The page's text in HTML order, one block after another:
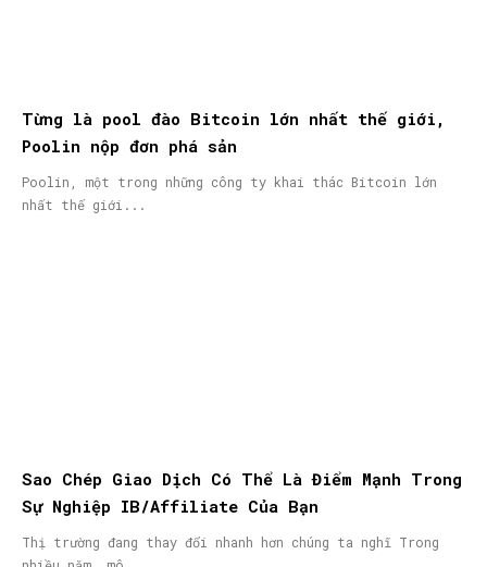
Từng là pool đào Bitcoin lớn nhất thế giới,
Poolin nộp đơn phá sản
Poolin, một trong những công ty khai thác Bitcoin lớn
nhất thế giới...
Sao Chép Giao Dịch Có Thể Là Điểm Mạnh Trong
Sự Nghiệp IB/Affiliate Của Bạn
Thị trường đang thay đổi nhanh hơn chúng ta nghĩ Trong